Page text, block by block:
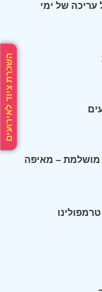
השכרת ציוד לאירועים
של ימי
מושלמת – מאיפה